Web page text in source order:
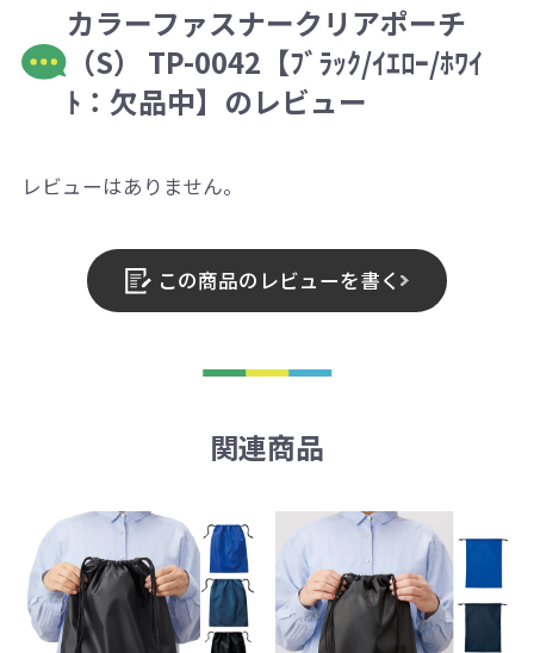
カラーファスナークリアポーチ
（S） TP-0042【ﾌﾞﾗｯｸ/ｲｴﾛｰ/ﾎﾜｲ
ﾄ：欠品中】のレビュー
レビューはありません。
この商品のレビューを書く
関連商品